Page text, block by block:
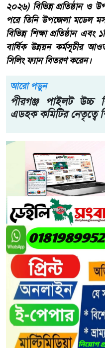
২০২৬) বিভিন্ন প্রতিষ্ঠান ও
পরে তিনি উপজেলা মডেল
বিভিন্ন শিক্ষা প্রতিষ্ঠান এবং
বার্ষিক উন্নয়ন কর্মসূচীর
সিলিং ফ্যান বিতরণ করেন।
আরো পড়ুন
পীরগঞ্জ পাইলট উচ্চ
এডহক কমিটির নেতৃত্বে